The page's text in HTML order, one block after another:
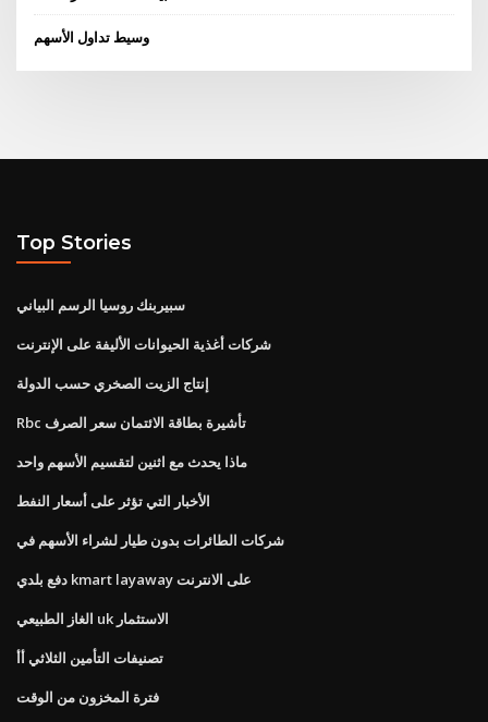
وسيط تداول الأسهم
Top Stories
سبيربنك روسيا الرسم البياني
شركات أغذية الحيوانات الأليفة على الإنترنت
إنتاج الزيت الصخري حسب الدولة
Rbc تأشيرة بطاقة الائتمان سعر الصرف
ماذا يحدث مع اثنين لتقسيم الأسهم واحد
الأخبار التي تؤثر على أسعار النفط
شركات الطائرات بدون طيار لشراء الأسهم في
دفع بلدي kmart layaway على الانترنت
الغاز الطبيعي uk الاستثمار
تصنيفات التأمين الثلاثي أأ
فترة المخزون من الوقت